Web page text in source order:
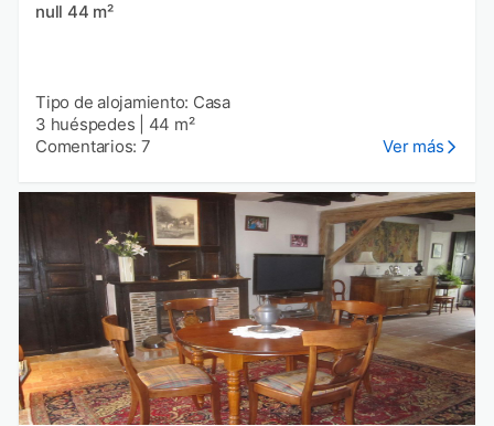
null 44 m²
Tipo de alojamiento: Casa
3 huéspedes
44 m²
Comentarios: 7
Ver más